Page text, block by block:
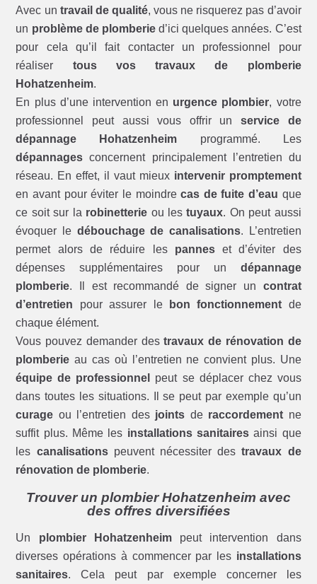
Avec un travail de qualité, vous ne risquerez pas d’avoir
un problème de plomberied’ici quelques années. C’est
pour cela qu’il fait contacter un professionnel pour
réaliser tous vos travaux de plomberie
Hohatzenheim.
En plus d’une intervention en urgence plombier, votre
professionnel peut aussi vous offrir un service de
dépannage Hohatzenheim programmé. Les
dépannages concernent principalement l’entretien du
réseau. En effet, il vaut mieux intervenir promptement
en avant pour éviter le moindrecas de fuite d’eau que
ce soit sur la robinetterie ou lestuyaux. On peut aussi
évoquer le débouchage de canalisations. L’entretien
permet alors de réduire les panneset d’éviter des
dépenses supplémentaires pour un dépannage
plomberie. Il est recommandé de signer un contrat
d’entretien pour assurer le bon fonctionnement de
chaque élément.
Vous pouvez demander destravaux de rénovation de
plomberie au cas où l’entretien ne convient plus. Une
équipe de professionnel
peut se déplacer chez vous
dans toutes les situations. Il se peut par exemple qu’un
curage ou l’entretien des joints de raccordement ne
suffit plus. Même les installations sanitairesainsi que
les canalisationspeuvent nécessiter destravaux de
rénovation de plomberie.
Trouver un plombier Hohatzenheim avec
des offres diversifiées
Un plombier Hohatzenheimpeut intervention dans
diverses opérations à commencer par les installations
sanitaires. Cela peut par exemple concerner les